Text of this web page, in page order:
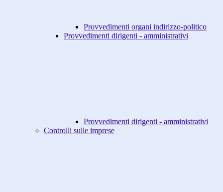
Provvedimenti organi indirizzo-politico
Provvedimenti dirigenti - amministrativi
Provvedimenti dirigenti - amministrativi
Controlli sulle imprese